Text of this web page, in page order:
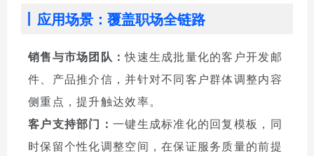
应用场景：覆盖职场全链路
销售与市场团队：快速生成批量化的客户开发邮
件、产品推介信，并针对不同客户群体调整内容
侧重点，提升触达效率。
客户支持部门： 一键生成标准化的回复模板，同
时保留个性化调整空间，在保证服务质量的前提